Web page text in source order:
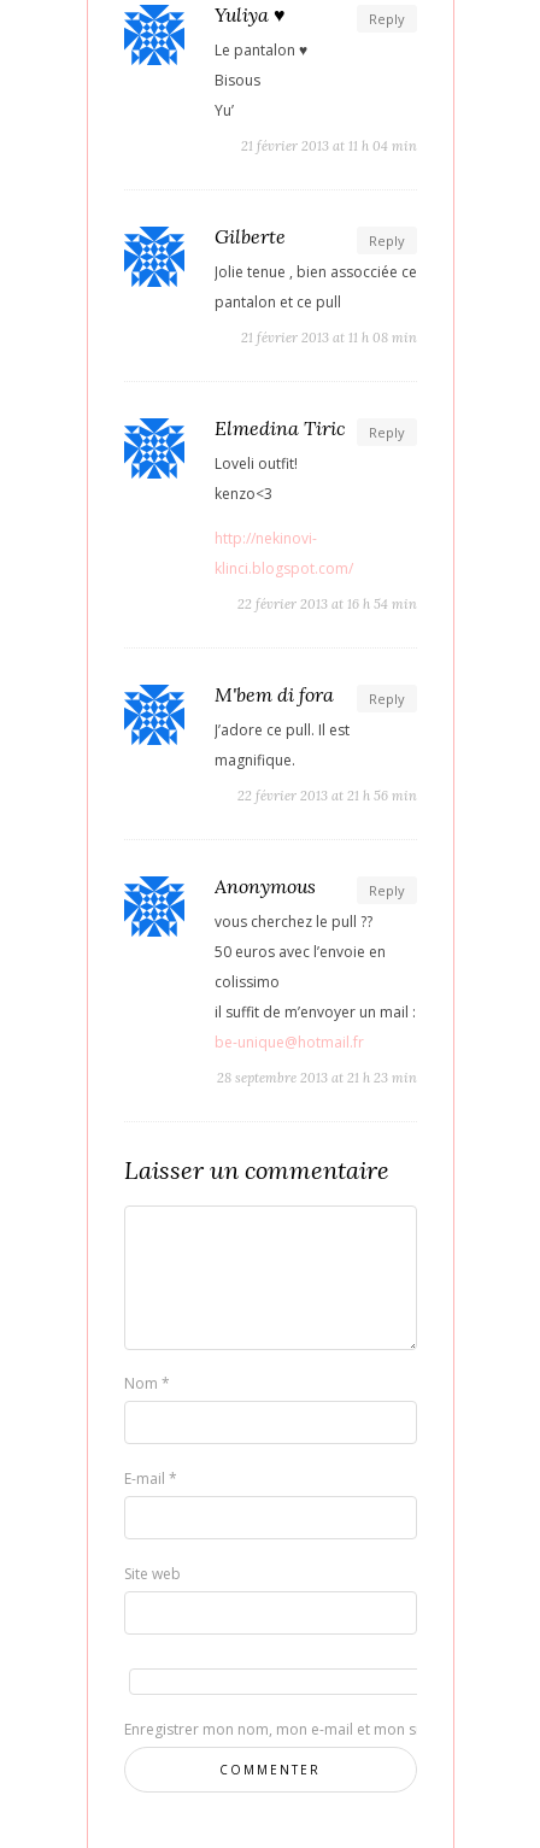
Reply
Yuliya ♥
Le pantalon ♥
Bisous
Yu’
21 février 2013 at 11 h 04 min
Reply
Gilberte
Jolie tenue , bien assocciée ce
pantalon et ce pull
21 février 2013 at 11 h 08 min
Reply
Elmedina Tiric
Loveli outfit!
kenzo<3
http://nekinovi-
klinci.blogspot.com/
22 février 2013 at 16 h 54 min
Reply
M'bem di fora
J’adore ce pull. Il est
magnifique.
22 février 2013 at 21 h 56 min
Reply
Anonymous
vous cherchez le pull ??
50 euros avec l’envoie en
colissimo
il suffit de m’envoyer un mail :
be-unique@hotmail.fr
28 septembre 2013 at 21 h 23 min
Laisser un commentaire
Nom *
E-mail *
Site web
Enregistrer mon nom, mon e-mail et mon site dans le